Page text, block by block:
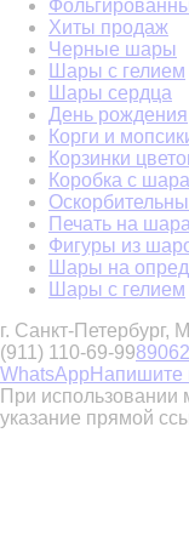
Хиты продаж
Черные шары
Шары с гелием
Шары сердца
День рождения
Корги и
Корзинки
Коробка с
Печать на
Фигуры из
Шары на
Шары с гелием
г. Санкт-
(911) 110-69-99
WhatsApp Напишите
При использовании
указание прямой